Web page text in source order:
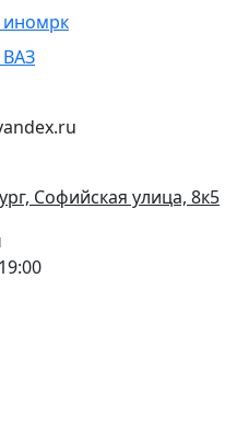
иномрк
ВАЗ
Софийская улица, 8к5